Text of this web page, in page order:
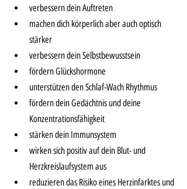
verbessern dein Auftreten
machen dich körperlich aber auch optisch
stärker
verbessern dein Selbstbewusstsein
fördern Glückshormone
unterstützen den Schlaf-Wach Rhythmus
fördern dein Gedächtnis und deine
Konzentrationsfähigkeit
stärken dein Immunsystem
wirken sich positiv auf dein Blut- und
Herzkreislaufsystem aus
reduzieren das Risiko eines Herzinfarktes und